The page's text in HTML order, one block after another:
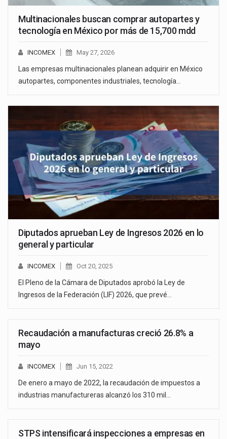
Multinacionales buscan comprar autopartes y
tecnología en México por más de 15,700 mdd
INCOMEX May 27, 2026
Las empresas multinacionales planean adquirir en México
autopartes, componentes industriales, tecnología…
Diputados aprueban Ley de Ingresos 2026 en lo
general y particular
INCOMEX Oct 20, 2025
El Pleno de la Cámara de Diputados aprobó la Ley de
Ingresos de la Federación (LIF) 2026, que prevé…
Recaudación a manufacturas creció 26.8% a
mayo
INCOMEX Jun 15, 2022
De enero a mayo de 2022, la recaudación de impuestos a
industrias manufactureras alcanzó los 310 mil…
STPS intensificará inspecciones a empresas en